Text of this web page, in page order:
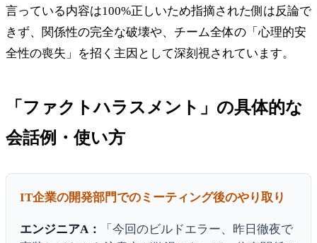
言っている内容は100%正しいため指摘された側は反論で
きず、関係性の完全な破壊や、チーム全体の「心理的安
全性の喪失」を招く主因として深刻視されています。
「ファクトハラスメント」の具体的な
会話例・使い方
IT企業の開発部門でのミーティング後のやり取り
エンジニアA：
「今回のビルドエラー、昨日徹夜で